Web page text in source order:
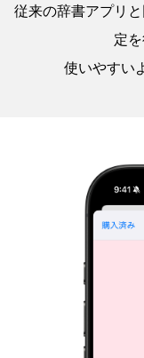
従来の辞書アプリ
定
使いやすい